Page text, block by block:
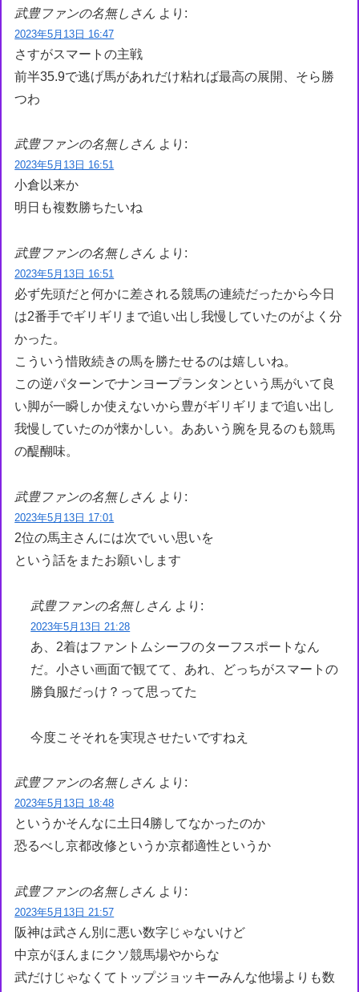
武豊ファンの名無しさん より:
2023年5月13日 16:47
さすがスマートの主戦
前半35.9で逃げ馬があれだけ粘れば最高の展開、そら勝
つわ
武豊ファンの名無しさん より:
2023年5月13日 16:51
小倉以来か
明日も複数勝ちたいね
武豊ファンの名無しさん より:
2023年5月13日 16:51
必ず先頭だと何かに差される競馬の連続だったから今日
は2番手でギリギリまで追い出し我慢していたのがよく分
かった。
こういう惜敗続きの馬を勝たせるのは嬉しいね。
この逆パターンでナンヨープランタンという馬がいて良
い脚が一瞬しか使えないから豊がギリギリまで追い出し
我慢していたのが懐かしい。ああいう腕を見るのも競馬
の醍醐味。
武豊ファンの名無しさん より:
2023年5月13日 17:01
2位の馬主さんには次でいい思いを
という話をまたお願いします
武豊ファンの名無しさん より:
2023年5月13日 21:28
あ、2着はファントムシーフのターフスポートなん
だ。小さい画面で観てて、あれ、どっちがスマートの
勝負服だっけ？って思ってた
今度こそそれを実現させたいですねえ
武豊ファンの名無しさん より:
2023年5月13日 18:48
というかそんなに土日4勝してなかったのか
恐るべし京都改修というか京都適性というか
武豊ファンの名無しさん より:
2023年5月13日 21:57
阪神は武さん別に悪い数字じゃないけど
中京がほんまにクソ競馬場やからな
武だけじゃなくてトップジョッキーみんな他場よりも数